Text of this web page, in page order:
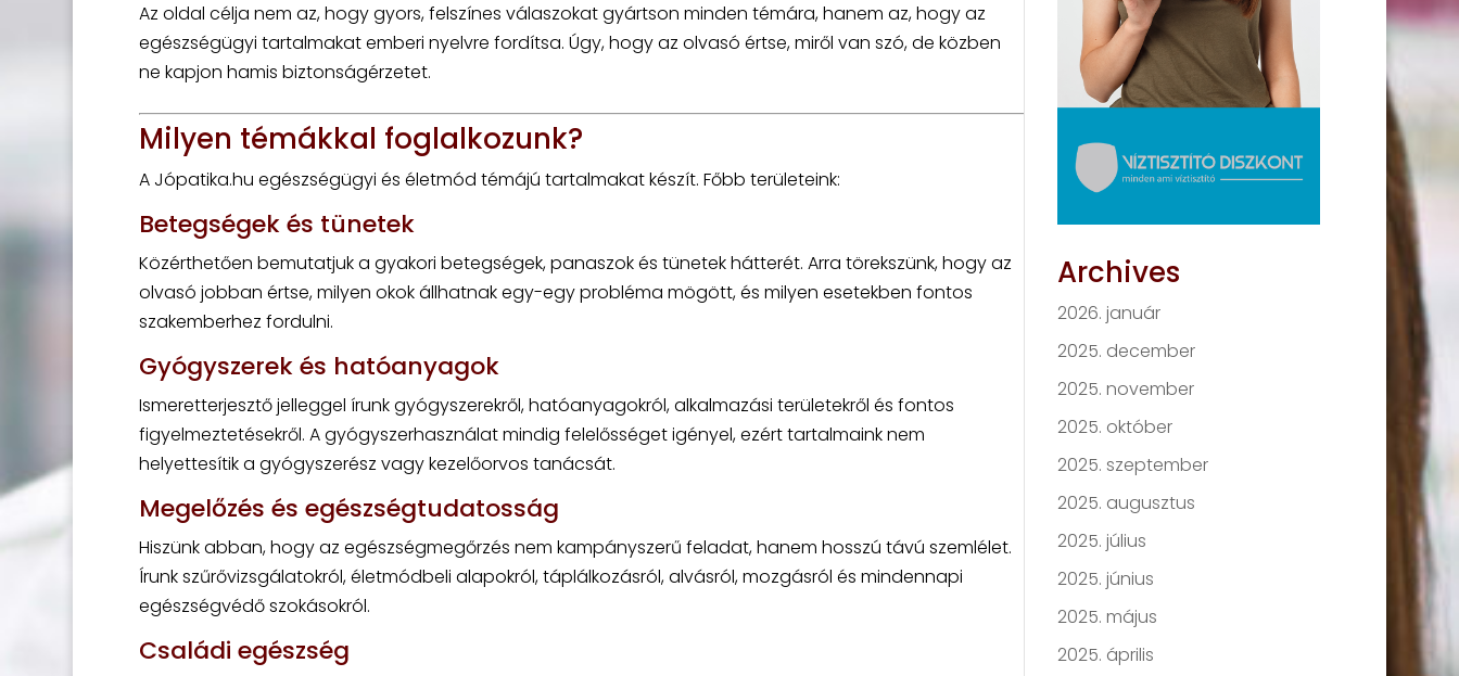
Az oldal célja nem az, hogy gyors, felszínes válaszokat gyártson minden témára, hanem az, hogy az
egészségügyi tartalmakat emberi nyelvre fordítsa. Úgy, hogy az olvasó értse, miről van szó, de közben
ne kapjon hamis biztonságérzetet.
Milyen témákkal foglalkozunk?
A Jópatika.hu egészségügyi és életmód témájú tartalmakat készít. Főbb területeink:
Betegségek és tünetek
Közérthetően bemutatjuk a gyakori betegségek, panaszok és tünetek hátterét. Arra törekszünk, hogy az
olvasó jobban értse, milyen okok állhatnak egy-egy probléma mögött, és milyen esetekben fontos
szakemberhez fordulni.
Gyógyszerek és hatóanyagok
Ismeretterjesztő jelleggel írunk gyógyszerekről, hatóanyagokról, alkalmazási területekről és fontos
figyelmeztetésekről. A gyógyszerhasználat mindig felelősséget igényel, ezért tartalmaink nem
helyettesítik a gyógyszerész vagy kezelőorvos tanácsát.
Megelőzés és egészségtudatosság
Hiszünk abban, hogy az egészségmegőrzés nem kampányszerű feladat, hanem hosszú távú szemlélet.
Írunk szűrővizsgálatokról, életmódbeli alapokról, táplálkozásról, alvásról, mozgásról és mindennapi
egészségvédő szokásokról.
Családi egészség
Archives
2026. január
2025. december
2025. november
2025. október
2025. szeptember
2025. augusztus
2025. július
2025. június
2025. május
2025. április